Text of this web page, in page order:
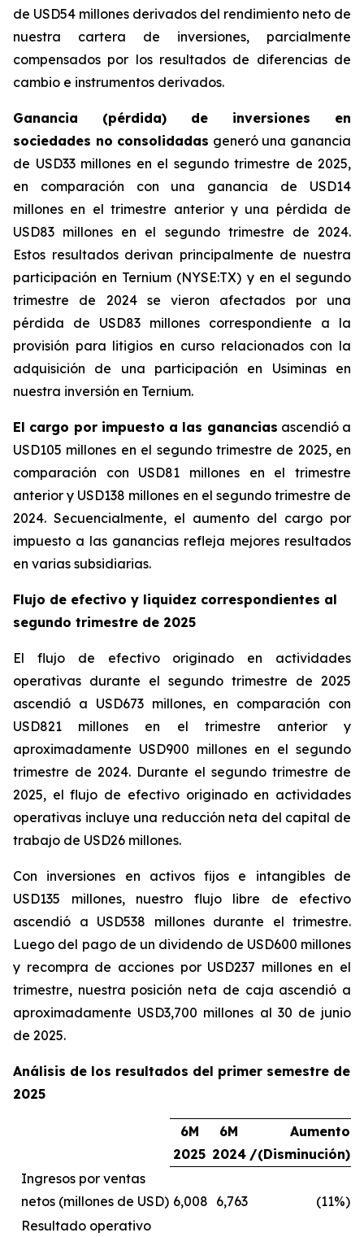
de USD54 millones derivados del rendimiento neto de
nuestra cartera de inversiones, parcialmente
compensados por los resultados de diferencias de
cambio e instrumentos derivados.
Ganancia (pérdida) de inversiones en
sociedades no consolidadas generó una ganancia
de USD33 millones en el segundo trimestre de 2025,
en comparación con una ganancia de USD14
millones en el trimestre anterior y una pérdida de
USD83 millones en el segundo trimestre de 2024.
Estos resultados derivan principalmente de nuestra
participación en Ternium (NYSE:TX) y en el segundo
trimestre de 2024 se vieron afectados por una
pérdida de USD83 millones correspondiente a la
provisión para litigios en curso relacionados con la
adquisición de una participación en Usiminas en
nuestra inversión en Ternium.
El cargo por impuesto a las ganancias ascendió a
USD105 millones en el segundo trimestre de 2025, en
comparación con USD81 millones en el trimestre
anterior y USD138 millones en el segundo trimestre de
2024. Secuencialmente, el aumento del cargo por
impuesto a las ganancias refleja mejores resultados
en varias subsidiarias.
Flujo de efectivo y liquidez correspondientes al
segundo trimestre de 2025
El flujo de efectivo originado en actividades
operativas durante el segundo trimestre de 2025
ascendió a USD673 millones, en comparación con
USD821 millones en el trimestre anterior y
aproximadamente USD900 millones en el segundo
trimestre de 2024. Durante el segundo trimestre de
2025, el flujo de efectivo originado en actividades
operativas incluye una reducción neta del capital de
trabajo de USD26 millones.
Con inversiones en activos fijos e intangibles de
USD135 millones, nuestro flujo libre de efectivo
ascendió a USD538 millones durante el trimestre.
Luego del pago de un dividendo de USD600 millones
y recompra de acciones por USD237 millones en el
trimestre, nuestra posición neta de caja ascendió a
aproximadamente USD3,700 millones al 30 de junio
de 2025.
Análisis de los resultados del primer semestre de
2025
6M
2025
6M
2024
Aumento
/(Disminución)
Ingresos por ventas
netos (millones de USD) 6,008 6,763
(11%)
Resultado operativo